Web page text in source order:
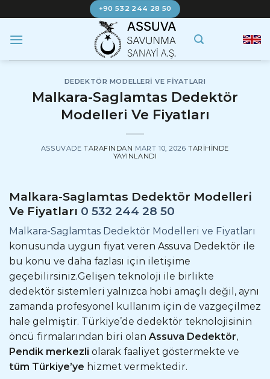
atla
+90 532 244 28 50
DEDEKTÖR MODELLERI VE FIYATLARI
Malkara-Saglamtas Dedektör
Modelleri Ve Fiyatları
ASSUVADE TARAFINDAN MART 10, 2026 TARIHINDE
YAYINLANDI
Malkara-Saglamtas Dedektör Modelleri
Ve Fiyatları 0 532 244 28 50
Malkara-Saglamtas Dedektör Modelleri ve Fiyatları
konusunda uygun fiyat veren Assuva Dedektör ile
bu konu ve daha fazlası için iletişime
geçebilirsiniz.Gelişen teknoloji ile birlikte
dedektör sistemleri yalnızca hobi amaçlı değil, aynı
zamanda profesyonel kullanım için de vazgeçilmez
hale gelmiştir. Türkiye’de dedektör teknolojisinin
öncü firmalarından biri olan Assuva Dedektör,
Pendik merkezli olarak faaliyet göstermekte ve
tüm Türkiye’ye hizmet vermektedir.